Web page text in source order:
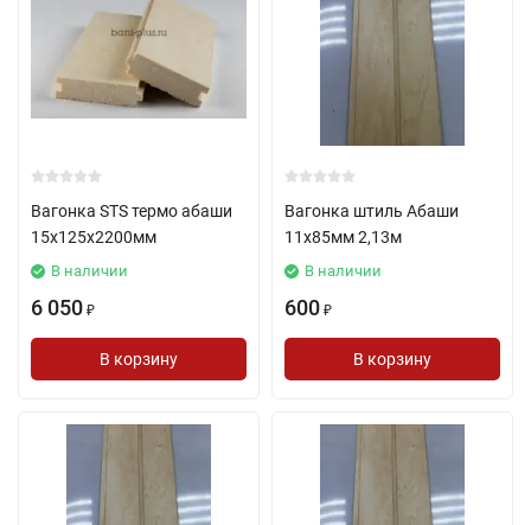
Вагонка STS термо абаши
15х125х2200мм
В наличии
6 050 ₽
В корзину
Вагонка штиль Абаши
11х85мм 2,13м
В наличии
600 ₽
В корзину